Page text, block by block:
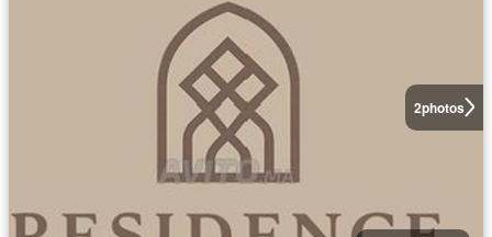
2photos